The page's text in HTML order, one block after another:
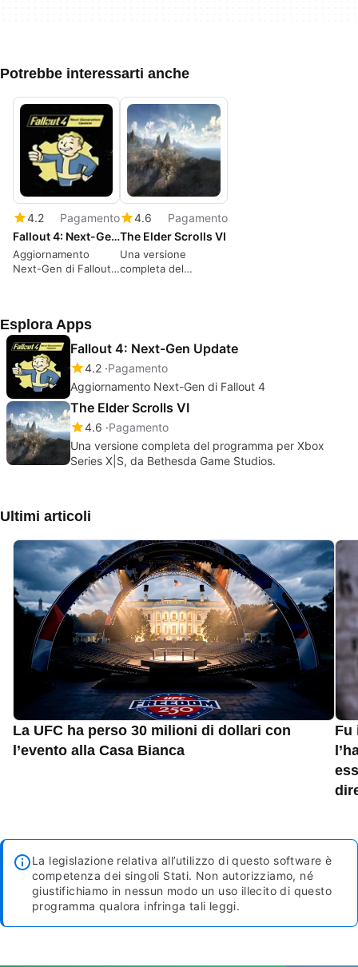
Potrebbe interessarti anche
4.2
Pagamento
Fallout 4: Next-Gen Update
Aggiornamento
Next-Gen di Fallout
4.6
Pagamento
The Elder Scrolls VI
Una versione
completa del
Esplora Apps
Fallout 4: Next-Gen Update
4.2 Pagamento
Aggiornamento Next-Gen di Fallout 4
The Elder Scrolls VI
4.6 Pagamento
Una versione completa del programma per Xbox
Series X|S, da Bethesda Game Studios.
Ultimi articoli
La UFC ha perso 30 milioni di dollari con
l’evento alla Casa Bianca
Fu
La legislazione relativa all’utilizzo di questo software è
competenza dei singoli Stati. Non autorizziamo, né
giustifichiamo in nessun modo un uso illecito di questo
programma qualora infringa tali leggi.